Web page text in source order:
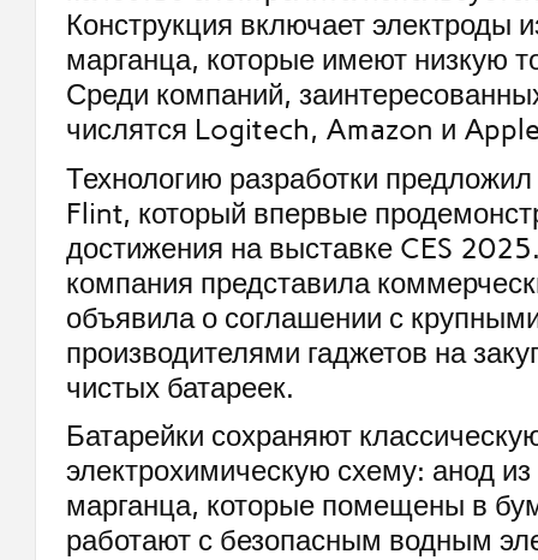
Конструкция включает электроды
марганца, которые имеют низкую
Среди компаний,
числятся Logitech, Amazon и
Технологию разработки
Flint, который впервые
достижения на выставке CES
компания представила
объявила о соглашении с
производителями гаджетов на
чистых батареек.
Батарейки сохраняют
электрохимическую схему: анод из
марганца, которые помещены в
работают с безопасным водным